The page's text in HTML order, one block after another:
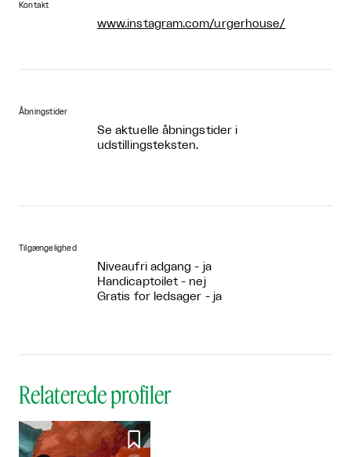
Kontakt
www.instagram.com/urgerhouse/
Åbningstider
Se aktuelle åbningstider i
udstillingsteksten.
Tilgængelighed
Niveaufri adgang - ja
Handicaptoilet - nej
Gratis for ledsager - ja
Relaterede profiler
